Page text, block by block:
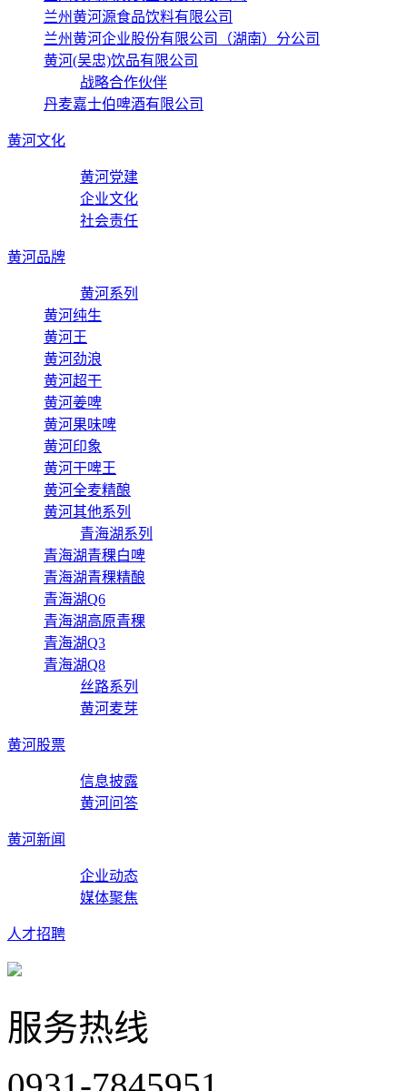
兰州黄河源食品饮料有限公司
兰州黄河企业股份有限公司（湖南）分公司
黄河(吴忠)饮品有限公司
战略合作伙伴
丹麦嘉士伯啤酒有限公司
黄河文化
黄河党建
企业文化
社会责任
黄河品牌
黄河系列
黄河纯生
黄河王
黄河劲浪
黄河超干
黄河姜啤
黄河果味啤
黄河印象
黄河干啤王
黄河全麦精酿
黄河其他系列
青海湖系列
青海湖青稞白啤
青海湖青稞精酿
青海湖Q6
青海湖高原青稞
青海湖Q3
青海湖Q8
丝路系列
黄河麦芽
黄河股票
信息披露
黄河问答
黄河新闻
企业动态
媒体聚焦
人才招聘
服务热线